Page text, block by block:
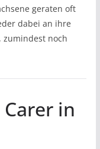
geraten oft
dabei an ihre
zumindest noch
in